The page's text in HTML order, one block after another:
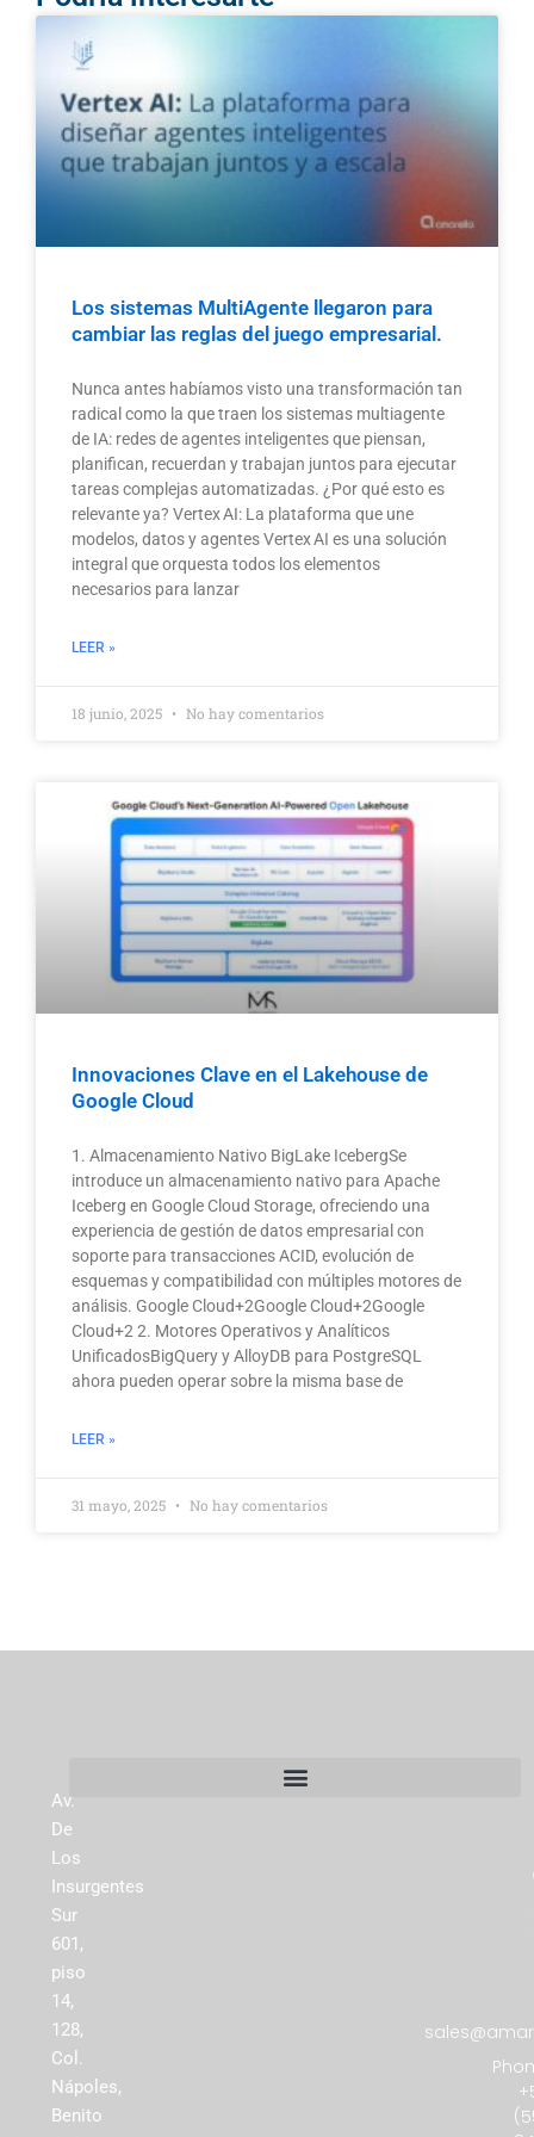
Los sistemas MultiAgente llegaron para
cambiar las reglas del juego empresarial.
Nunca antes habíamos visto una transformación tan
radical como la que traen los sistemas multiagente
de IA: redes de agentes inteligentes que piensan,
planifican, recuerdan y trabajan juntos para ejecutar
tareas complejas automatizadas. ¿Por qué esto es
relevante ya? Vertex AI: La plataforma que une
modelos, datos y agentes Vertex AI es una solución
integral que orquesta todos los elementos
necesarios para lanzar
LEER »
18 junio, 2025 No hay comentarios
Innovaciones Clave en el Lakehouse de
Google Cloud
1. Almacenamiento Nativo BigLake IcebergSe
introduce un almacenamiento nativo para Apache
Iceberg en Google Cloud Storage, ofreciendo una
experiencia de gestión de datos empresarial con
soporte para transacciones ACID, evolución de
esquemas y compatibilidad con múltiples motores de
análisis. Google Cloud+2Google Cloud+2Google
Cloud+2 2. Motores Operativos y Analíticos
UnificadosBigQuery y AlloyDB para PostgreSQL
ahora pueden operar sobre la misma base de
LEER »
31 mayo, 2025 No hay comentarios
Av.
De
Los
Insurgentes
Sur
601,
piso
14,
128,
Col.
Nápoles,
Benito